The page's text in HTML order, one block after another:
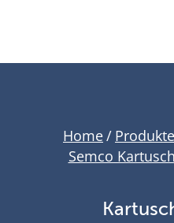
Home/ Produkte
Semco